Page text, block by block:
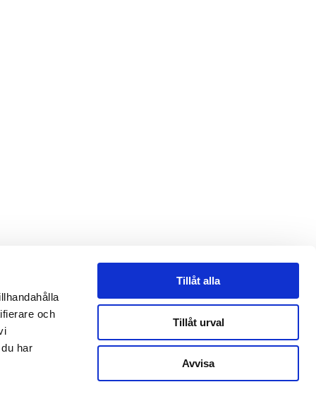
och
har
Tillåt alla
Tillåt urval
Avvisa